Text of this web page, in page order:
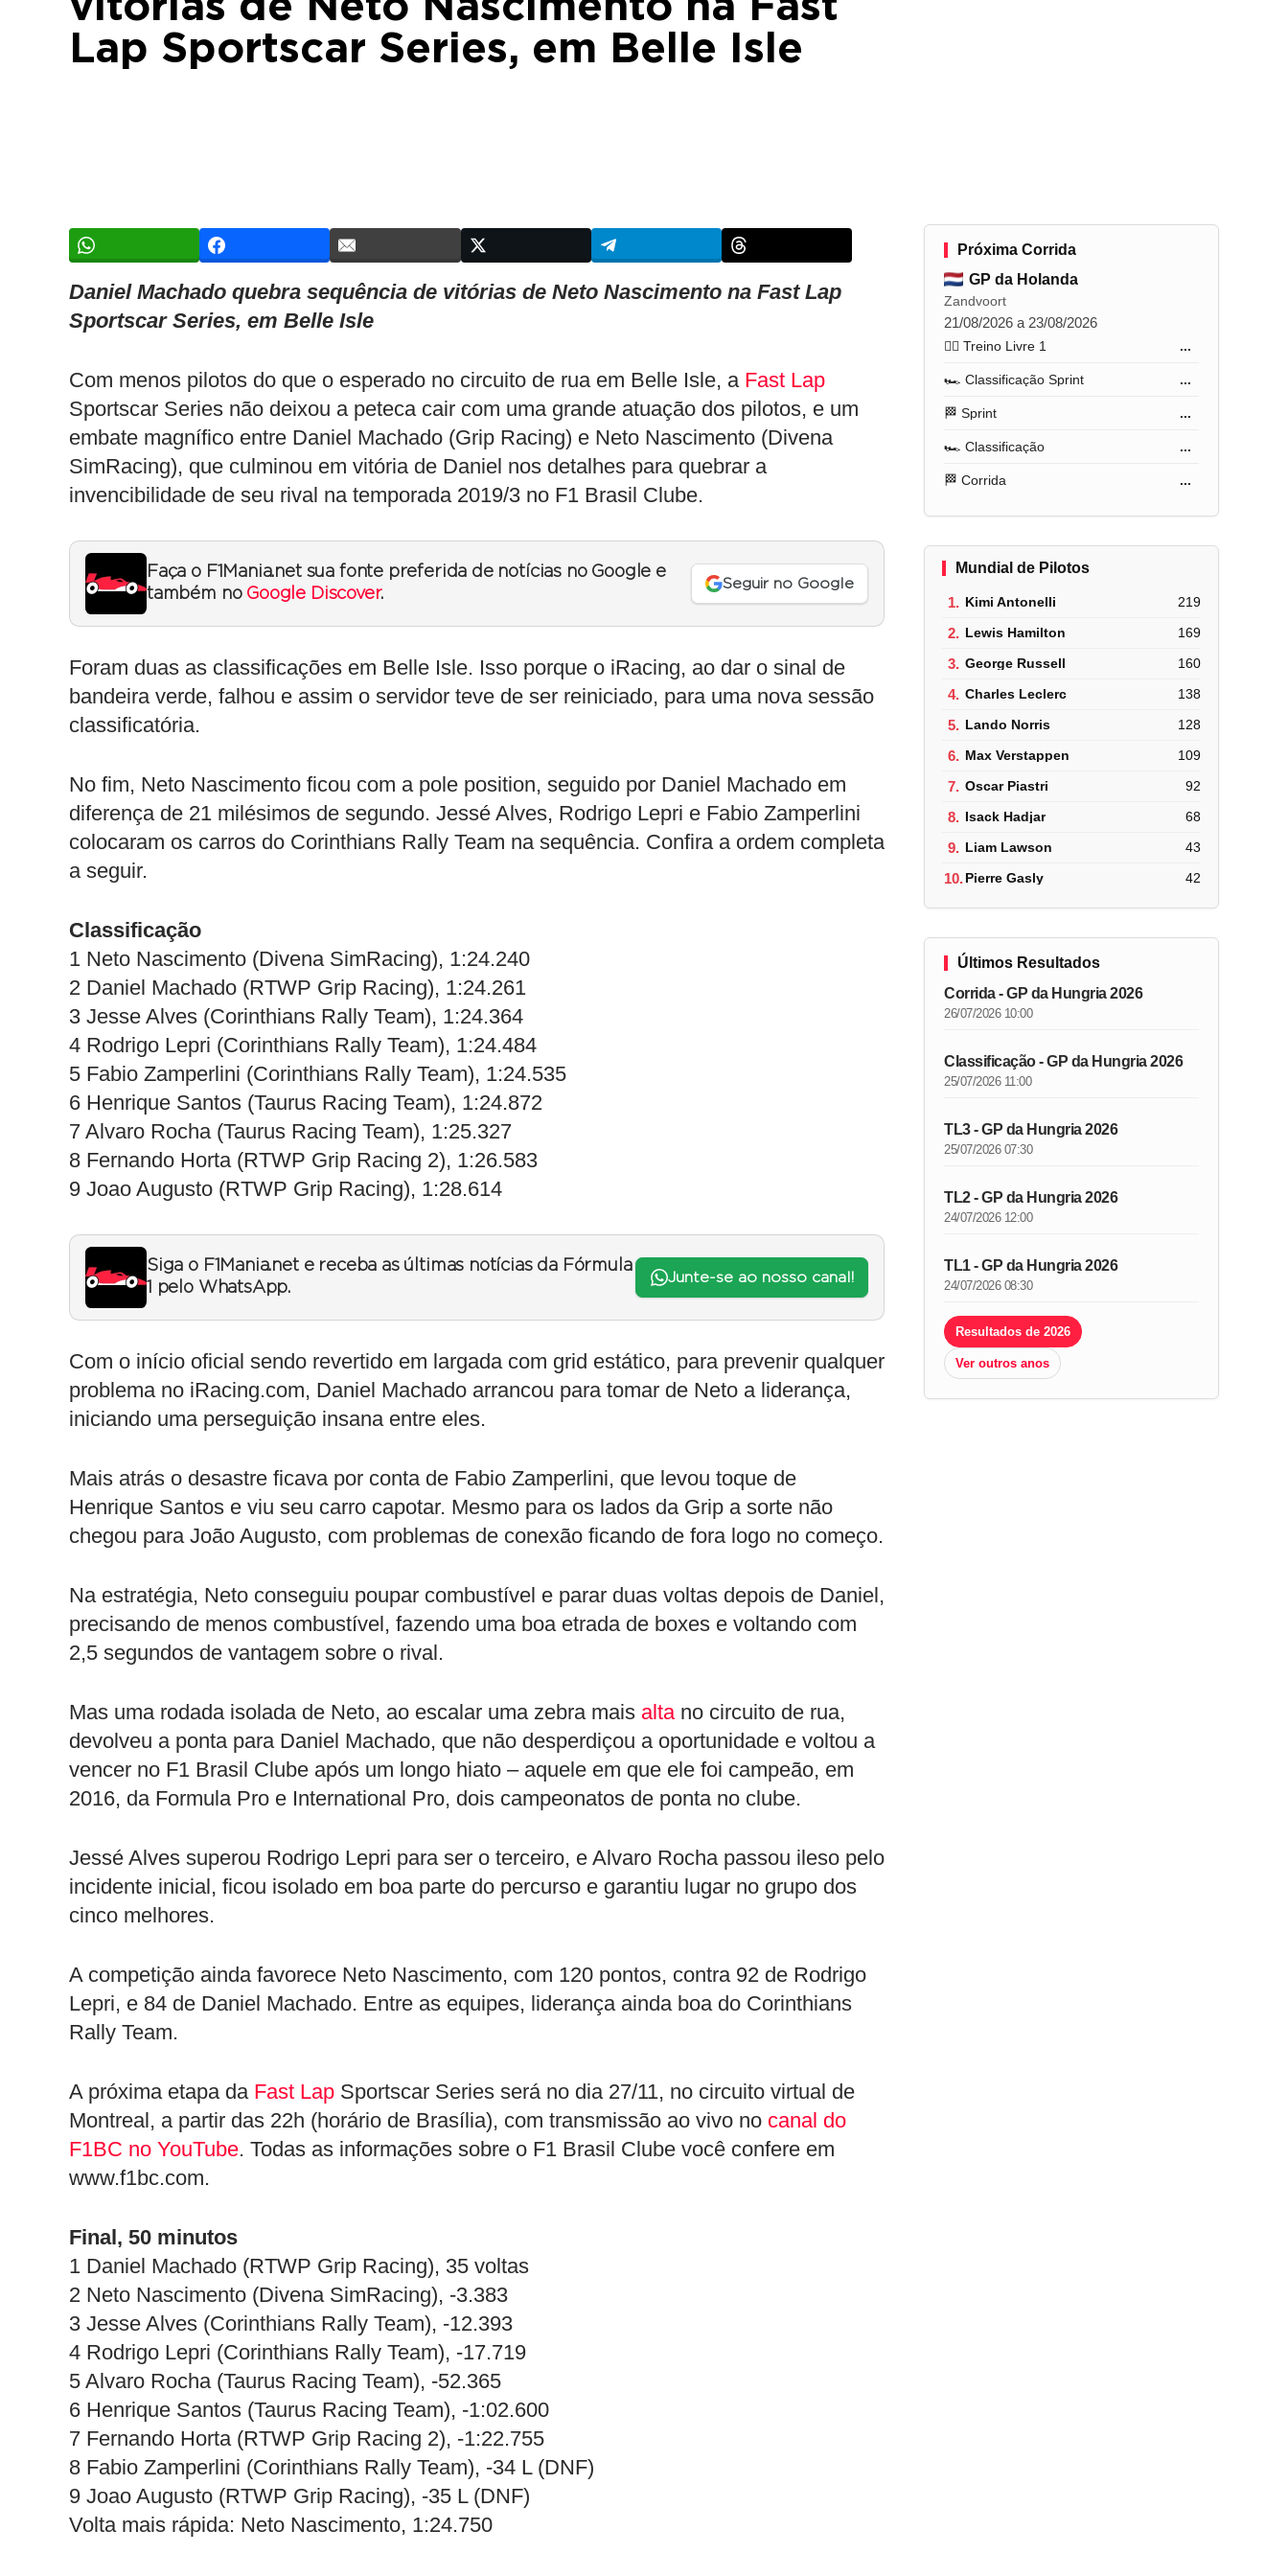
Lap Sportscar Series, em Belle Isle
Daniel Machado quebra sequência de vitórias de Neto Nascimento na Fast Lap
Sportscar Series, em Belle Isle
Com menos pilotos do que o esperado no circuito de rua em Belle Isle, a Fast Lap
Sportscar Series não deixou a peteca cair com uma grande atuação dos pilotos, e um
embate magnífico entre Daniel Machado (Grip Racing) e Neto Nascimento (Divena
SimRacing), que culminou em vitória de Daniel nos detalhes para quebrar a
invencibilidade de seu rival na temporada 2019/3 no F1 Brasil Clube.
Faça o F1Mania.net sua fonte preferida de notícias no Google e
também no Google Discover.
Seguir no Google
Foram duas as classificações em Belle Isle. Isso porque o iRacing, ao dar o sinal de
bandeira verde, falhou e assim o servidor teve de ser reiniciado, para uma nova sessão
classificatória.
No fim, Neto Nascimento ficou com a pole position, seguido por Daniel Machado em
diferença de 21 milésimos de segundo. Jessé Alves, Rodrigo Lepri e Fabio Zamperlini
colocaram os carros do Corinthians Rally Team na sequência. Confira a ordem completa
a seguir.
Classificação
1 Neto Nascimento (Divena SimRacing), 1:24.240
2 Daniel Machado (RTWP Grip Racing), 1:24.261
3 Jesse Alves (Corinthians Rally Team), 1:24.364
4 Rodrigo Lepri (Corinthians Rally Team), 1:24.484
5 Fabio Zamperlini (Corinthians Rally Team), 1:24.535
6 Henrique Santos (Taurus Racing Team), 1:24.872
7 Alvaro Rocha (Taurus Racing Team), 1:25.327
8 Fernando Horta (RTWP Grip Racing 2), 1:26.583
9 Joao Augusto (RTWP Grip Racing), 1:28.614
Siga o F1Mania.net e receba as últimas notícias da Fórmula
1 pelo WhatsApp.
Junte-se ao nosso canal!
Com o início oficial sendo revertido em largada com grid estático, para prevenir qualquer
problema no iRacing.com, Daniel Machado arrancou para tomar de Neto a liderança,
iniciando uma perseguição insana entre eles.
Mais atrás o desastre ficava por conta de Fabio Zamperlini, que levou toque de
Henrique Santos e viu seu carro capotar. Mesmo para os lados da Grip a sorte não
chegou para João Augusto, com problemas de conexão ficando de fora logo no começo.
Na estratégia, Neto conseguiu poupar combustível e parar duas voltas depois de Daniel,
precisando de menos combustível, fazendo uma boa etrada de boxes e voltando com
2,5 segundos de vantagem sobre o rival.
Mas uma rodada isolada de Neto, ao escalar uma zebra mais alta no circuito de rua,
devolveu a ponta para Daniel Machado, que não desperdiçou a oportunidade e voltou a
vencer no F1 Brasil Clube após um longo hiato – aquele em que ele foi campeão, em
2016, da Formula Pro e International Pro, dois campeonatos de ponta no clube.
Jessé Alves superou Rodrigo Lepri para ser o terceiro, e Alvaro Rocha passou ileso pelo
incidente inicial, ficou isolado em boa parte do percurso e garantiu lugar no grupo dos
cinco melhores.
A competição ainda favorece Neto Nascimento, com 120 pontos, contra 92 de Rodrigo
Lepri, e 84 de Daniel Machado. Entre as equipes, liderança ainda boa do Corinthians
Rally Team.
A próxima etapa da Fast Lap Sportscar Series será no dia 27/11, no circuito virtual de
Montreal, a partir das 22h (horário de Brasília), com transmissão ao vivo no canal do
F1BC no YouTube. Todas as informações sobre o F1 Brasil Clube você confere em
www.f1bc.com.
Final, 50 minutos
1 Daniel Machado (RTWP Grip Racing), 35 voltas
2 Neto Nascimento (Divena SimRacing), -3.383
3 Jesse Alves (Corinthians Rally Team), -12.393
4 Rodrigo Lepri (Corinthians Rally Team), -17.719
5 Alvaro Rocha (Taurus Racing Team), -52.365
6 Henrique Santos (Taurus Racing Team), -1:02.600
7 Fernando Horta (RTWP Grip Racing 2), -1:22.755
8 Fabio Zamperlini (Corinthians Rally Team), -34 L (DNF)
9 Joao Augusto (RTWP Grip Racing), -35 L (DNF)
Volta mais rápida: Neto Nascimento, 1:24.750
Próxima Corrida
GP da Holanda
Zandvoort
21/08/2026 a 23/08/2026
🏋️‍♂️ Treino Livre 1 ...
🏎️ Classificação Sprint ...
🏁 Sprint ...
🏎️ Classificação ...
🏁 Corrida ...
Mundial de Pilotos
1. Kimi Antonelli 219
2. Lewis Hamilton 169
3. George Russell 160
4. Charles Leclerc 138
5. Lando Norris 128
6. Max Verstappen 109
7. Oscar Piastri 92
8. Isack Hadjar 68
9. Liam Lawson 43
10.Pierre Gasly 42
Últimos Resultados
Corrida - GP da Hungria 2026
26/07/2026 10:00
Classificação - GP da Hungria 2026
25/07/2026 11:00
TL3 - GP da Hungria 2026
25/07/2026 07:30
TL2 - GP da Hungria 2026
24/07/2026 12:00
TL1 - GP da Hungria 2026
24/07/2026 08:30
Resultados de 2026
Ver outros anos